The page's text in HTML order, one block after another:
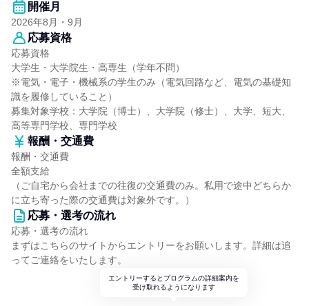
開催月
2026年8月・9月
応募資格
応募資格
大学生・大学院生・高専生（学年不問）
※電気・電子・機械系の学生のみ（電気回路など、電気の基礎知
識を履修していること）
募集対象学校：大学院（博士）、大学院（修士）、大学、短大、
高等専門学校、専門学校
報酬・交通費
報酬・交通費
全額支給
（ご自宅から会社までの往復の交通費のみ。私用で途中どちらか
に立ち寄った際の交通費は対象外です。）
応募・選考の流れ
応募・選考の流れ
まずはこちらのサイトからエントリーをお願いします。詳細は追
ってご連絡をいたします。
エントリーするとプログラムの詳細案内を
受け取れるようになります